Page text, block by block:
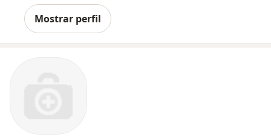
Mostrar perfil